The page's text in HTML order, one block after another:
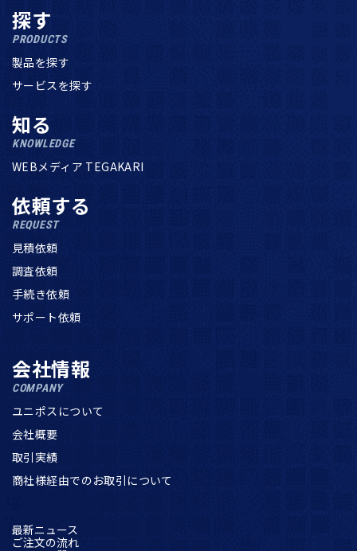
探す
PRODUCTS
製品を探す
サービスを探す
知る
KNOWLEDGE
WEBメディア TEGAKARI
依頼する
REQUEST
見積依頼
調査依頼
手続き依頼
サポート依頼
会社情報
COMPANY
ユニポスについて
会社概要
取引実績
商社様経由でのお取引について
最新ニュース
ご注文の流れ